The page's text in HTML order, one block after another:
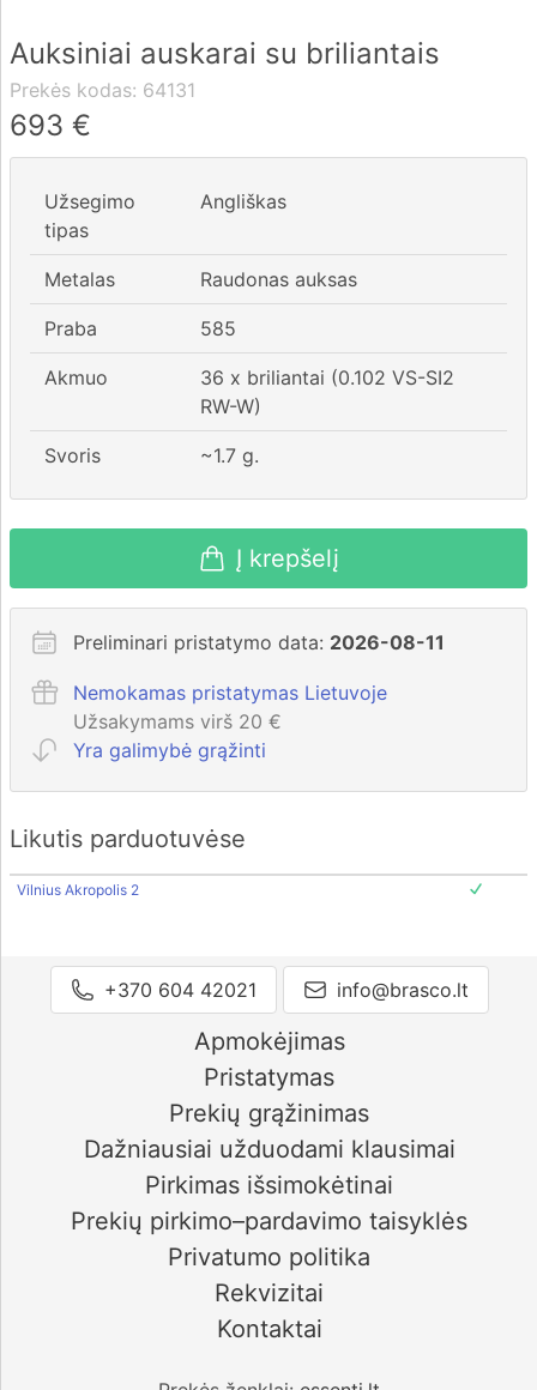
Rekvizitai
Kontaktai
604 42021
Auksiniai auskarai su briliantais
Prekės kodas: 64131
693 €
Užsegimo
tipas
Angliškas
Metalas Raudonas auksas
Praba 585
Akmuo
36 x briliantai (0.102 VS-SI2
RW-W)
Svoris ~1.7 g.
Į krepšelį
Preliminari pristatymo data: 2026-08-11
Nemokamas pristatymas Lietuvoje
Užsakymams virš 20 €
Yra galimybė grąžinti
Likutis parduotuvėse
Vilnius Akropolis 2
+370 604 42021 info@brasco.lt
Apmokėjimas
Pristatymas
Prekių grąžinimas
Dažniausiai užduodami klausimai
Pirkimas išsimokėtinai
Prekių pirkimo–pardavimo taisyklės
Privatumo politika
Rekvizitai
Kontaktai